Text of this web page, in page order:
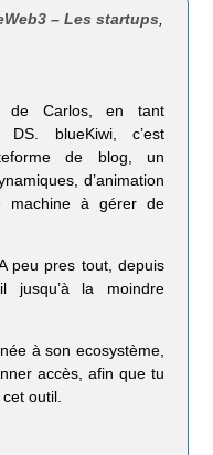
– Les startups
de Carlos, en tant
DS. blueKiwi, c’est
de blog, un
d’animation
machine à gérer de
peu pres tout, depuis
jusqu’à la moindre
à son ecosystème,
accès, afin que tu
outil.